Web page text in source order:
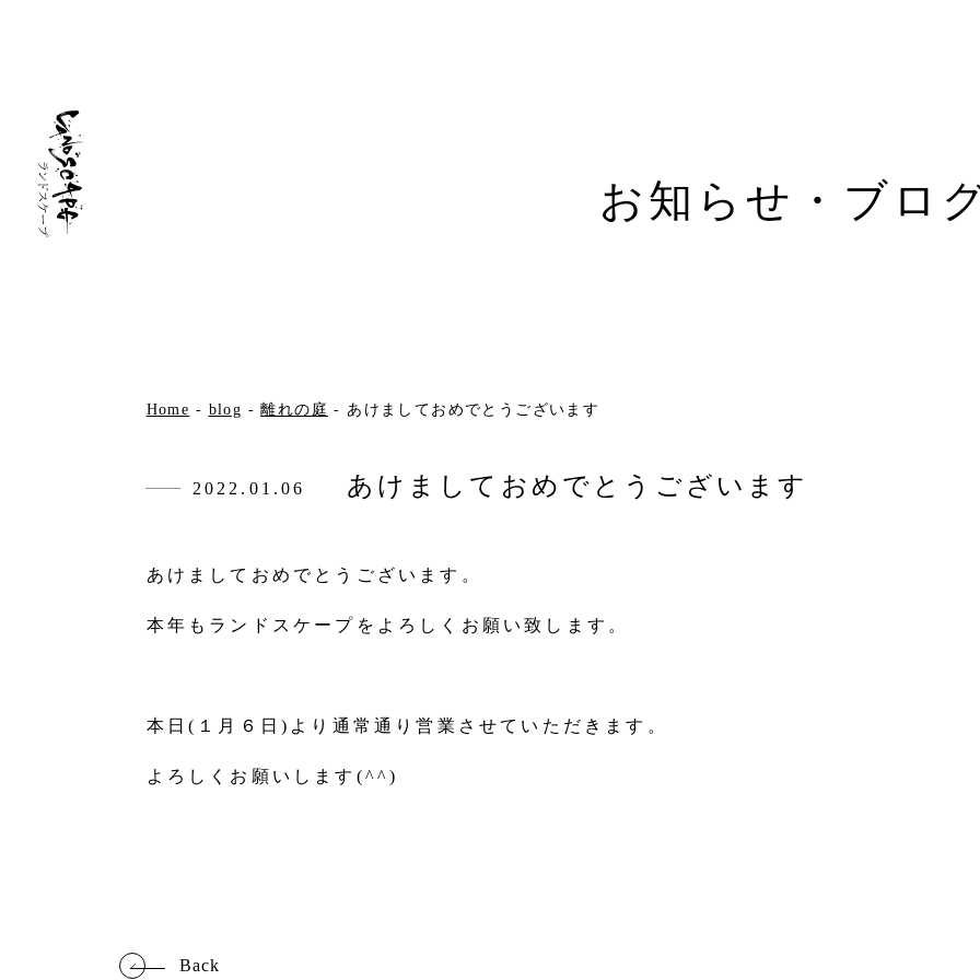
お知らせ・ブロ
Home - blog -離れの庭 -あけましておめでとうございます
2022.01.06 あけましておめでとうございます
あけましておめでとうございます。
本年もランドスケープをよろしくお願い致します。
本日(１月６日)より通常通り営業させていただきます。
よろしくお願いします(^^)
Back